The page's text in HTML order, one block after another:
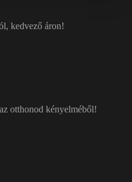
kedvező áron!
otthonod kényelméből!